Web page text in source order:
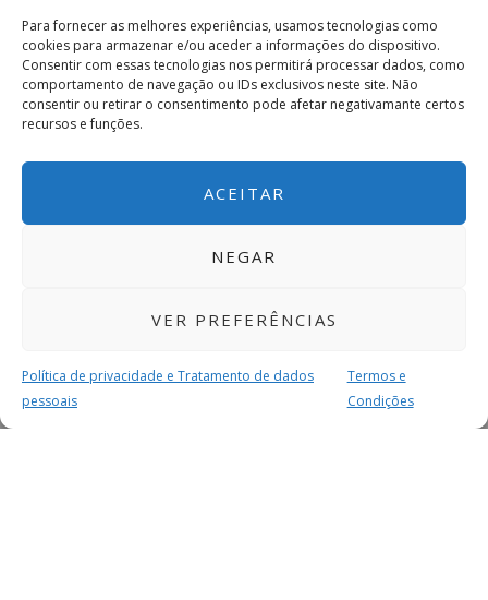
Para fornecer as melhores experiências, usamos tecnologias como
cookies para armazenar e/ou aceder a informações do dispositivo.
Consentir com essas tecnologias nos permitirá processar dados, como
comportamento de navegação ou IDs exclusivos neste site. Não
consentir ou retirar o consentimento pode afetar negativamante certos
recursos e funções.
ACEITAR
NEGAR
VER PREFERÊNCIAS
Política de privacidade e Tratamento de dados
pessoais
Termos e
Condições